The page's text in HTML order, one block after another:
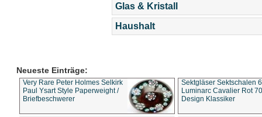
Glas & Kristall
Haushalt
Neueste Einträge:
Very Rare Peter Holmes Selkirk
Paul Ysart Style Paperweight /
Briefbeschwerer
Sektgläser Sektschalen
Luminarc Cavalier Rot
Design Klassiker